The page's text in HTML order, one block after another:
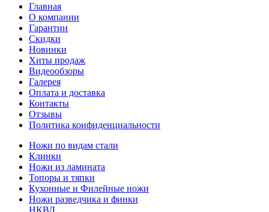
Главная
О компании
Гарантии
Скидки
Новинки
Хиты продаж
Видеообзоры
Галерея
Оплата и доставка
Контакты
Отзывы
Политика конфиденциальности
Ножи по видам стали
Клинки
Ножи из ламината
Топоры и тяпки
Кухонные и Филейные ножи
Ножи разведчика и финки
НКВД